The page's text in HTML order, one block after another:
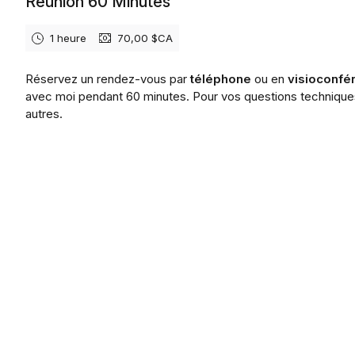
1 heure 70,00 $CA
Réservez un rendez-vous partéléphone ou en
avec moi pendant 60 minutes. Pour vos questions
autres.